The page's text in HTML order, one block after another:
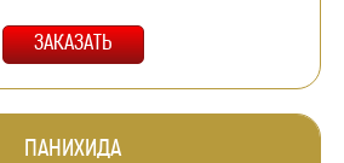
ПАНИХИДА